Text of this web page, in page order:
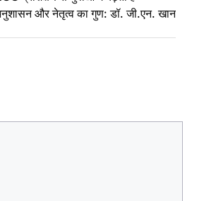
और नेतृत्व का गुण: डॉ. जी.एन. खान